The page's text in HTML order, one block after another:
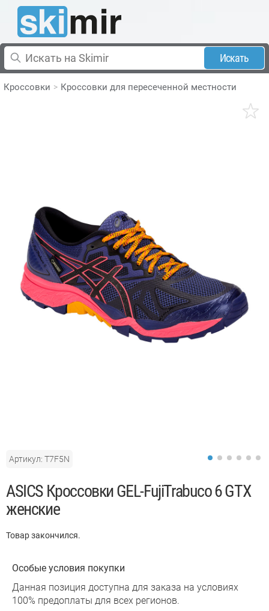
Искать
Кроссовки Кроссовки для пересеченной местности
Артикул: T7F5N
ASICS Кроссовки GEL-FujiTrabuco 6 GTX
женские
Товар закончился.
Особые условия покупки
Данная позиция доступна для заказа на условиях
100% предоплаты для всех регионов.